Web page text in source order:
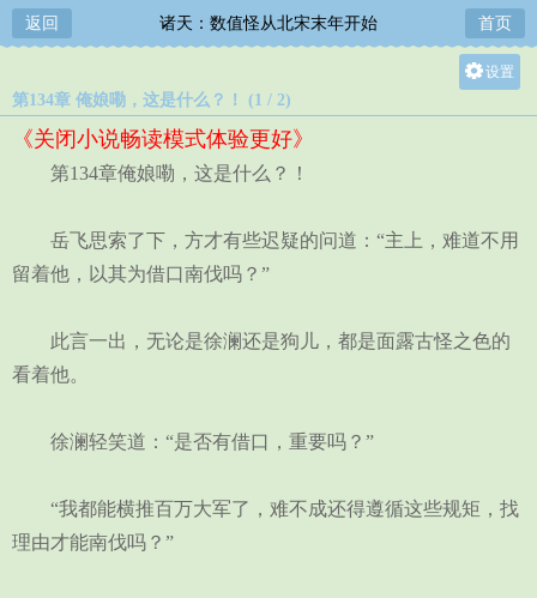
返回 诸天：数值怪从北宋末年开始 首页
设置
第134章 俺娘嘞，这是什么？！ (1 / 2)
《关闭小说畅读模式体验更好》
第134章俺娘嘞，这是什么？！
岳飞思索了下，方才有些迟疑的问道：“主上，难道不用
留着他，以其为借口南伐吗？”
此言一出，无论是徐澜还是狗儿，都是面露古怪之色的
看着他。
徐澜轻笑道：“是否有借口，重要吗？”
“我都能横推百万大军了，难不成还得遵循这些规矩，找
理由才能南伐吗？”